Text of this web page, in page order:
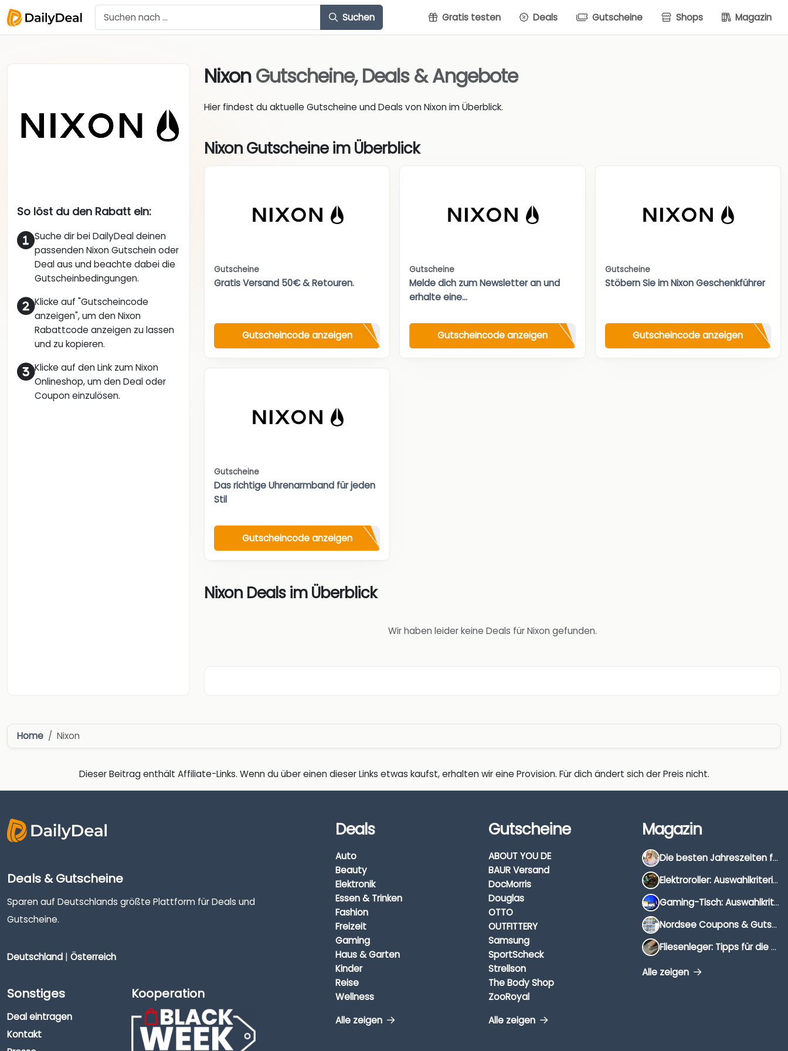
Suchen Gratis testen Deals Gutscheine Shops Magazin
So löst du den Rabatt ein:
Suche dir bei DailyDeal deinen
passenden Nixon Gutschein oder
Deal aus und beachte dabei die
Gutscheinbedingungen.
Klicke auf "Gutscheincode
anzeigen", um den Nixon
Rabattcode anzeigen zu lassen
und zu kopieren.
Klicke auf den Link zum Nixon
Onlineshop, um den Deal oder
Coupon einzulösen.
NixonGutscheine, Deals & Angebote
Hier findest du aktuelle Gutscheine und Deals von Nixon im Überblick.
Nixon Gutscheine im Überblick
Gutscheine
Gratis Versand 50€ & Retouren.
Gutscheincode anzeigen
Gutscheine
Melde dich zum Newsletter an und
erhalte eine...
Gutscheincode anzeigen
Gutscheine
Stöbern Sie im Nixon Geschenkführer
Gutscheincode anzeigen
Gutscheine
Das richtige Uhrenarmband für jeden
Stil
Gutscheincode anzeigen
Nixon Deals im Überblick
Wir haben leider keine Deals für Nixon gefunden.
Home Nixon
Dieser Beitrag enthält Affiliate-Links. Wenn du über einen dieser Links etwas kaufst, erhalten wir eine Provision. Für dich ändert sich der Preis nicht.
Deals & Gutscheine
Sparen auf Deutschlands größte Plattform für Deals und
Gutscheine.
Deutschland | Österreich
Sonstiges
Deal eintragen
Kontakt
Kooperation
Deals
Auto
Beauty
Elektronik
Essen & Trinken
Fashion
Freizeit
Gaming
Haus & Garten
Kinder
Reise
Wellness
Alle zeigen
Gutscheine
ABOUT YOU DE
BAUR Versand
DocMorris
Douglas
OTTO
OUTFITTERY
Samsung
SportScheck
Strellson
The Body Shop
ZooRoyal
Alle zeigen
Magazin
Die besten Jahreszeiten für Schnäppchenjäger
Elektroroller: Auswahlkriterien, Unterschiede & Tipps
Gaming-Tisch: Auswahlkriterien, Unterschiede & Tipps
Nordsee Coupons & Gutscheine 2026
Fliesenleger: Tipps für die Auswahl
Alle zeigen